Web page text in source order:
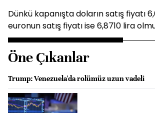
Dünkü kapanışta doların satış fiyatı
euronun satış fiyatı ise 6,8710 lira
Öne Çıkanlar
Trump: Venezuela'da rolümüz uzun vadeli